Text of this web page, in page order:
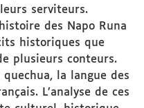
serviteurs.
des Napo Runa
historiques que
plusieurs conteurs.
la langue des
L’analyse de ces